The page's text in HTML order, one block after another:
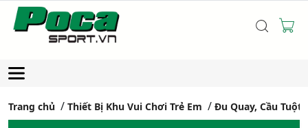
Trang chủ Thiết Bị Khu Vui Chơi Trẻ Em Đu Quay, Cầu Tuột